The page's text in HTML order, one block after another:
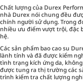
Chất lượng của Durex
nhà Durex nói chung đều
chính người sử dụng. Trong
nhiều ưu điểm vượt trội, đặc
hệ.
Các sản phẩm bao cao su
lành tính và đã được kiểm
tình trạng kích ứng da,
được tung ra thị trường các
trình kiểm tra chất lượng